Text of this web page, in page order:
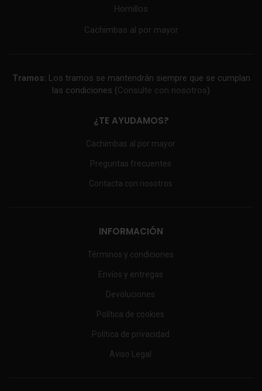
Hornillos
Cachimbas al por mayor
Tramos: Los tramos se mantendrán siempre que se cumplan
las condiciones (Consulte con nosotros)
¿TE AYUDAMOS?
Cachimbas al por mayor
Preguntas frecuentes
Contacta con nosotros
INFORMACIÓN
Términos y condiciones
Envíos y entregas
Devoluciones
Política de cookies
Política de privacidad
Aviso Legal